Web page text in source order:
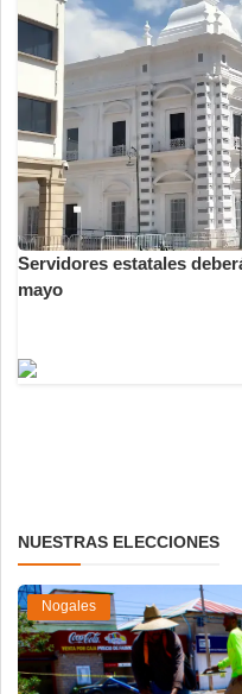
Servidores estatales
mayo
NUESTRAS ELECCIONES
Nogales